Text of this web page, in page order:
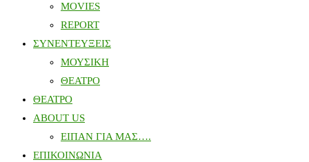
MOVIES
REPORT
ΣΥΝΕΝΤΕΥΞΕΙΣ
ΜΟΥΣΙΚΗ
ΘΕΑΤΡΟ
ΘΕΑΤΡΟ
ABOUT US
ΕΙΠΑΝ ΓΙΑ ΜΑΣ….
ΕΠΙΚΟΙΝΩΝΙΑ